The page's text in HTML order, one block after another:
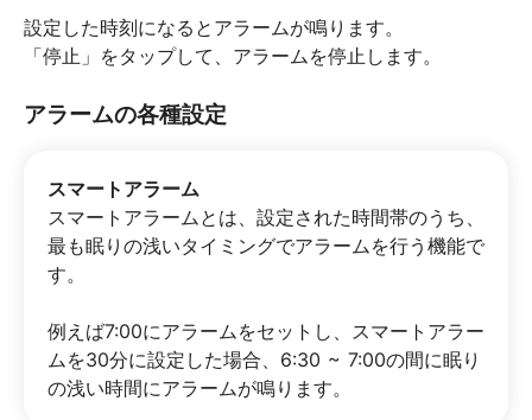
設定した時刻になるとアラームが鳴ります。
「停止」をタップして、アラームを停止します。
アラームの各種設定
スマートアラーム
スマートアラームとは、設定された時間帯のうち、
最も眠りの浅いタイミングでアラームを行う機能で
す。
例えば7:00にアラームをセットし、スマートアラー
ムを30分に設定した場合、6:30 ~ 7:00の間に眠り
の浅い時間にアラームが鳴ります。